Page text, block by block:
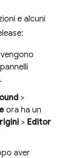
e alcuni
>
ora ha un
> Editor
aver